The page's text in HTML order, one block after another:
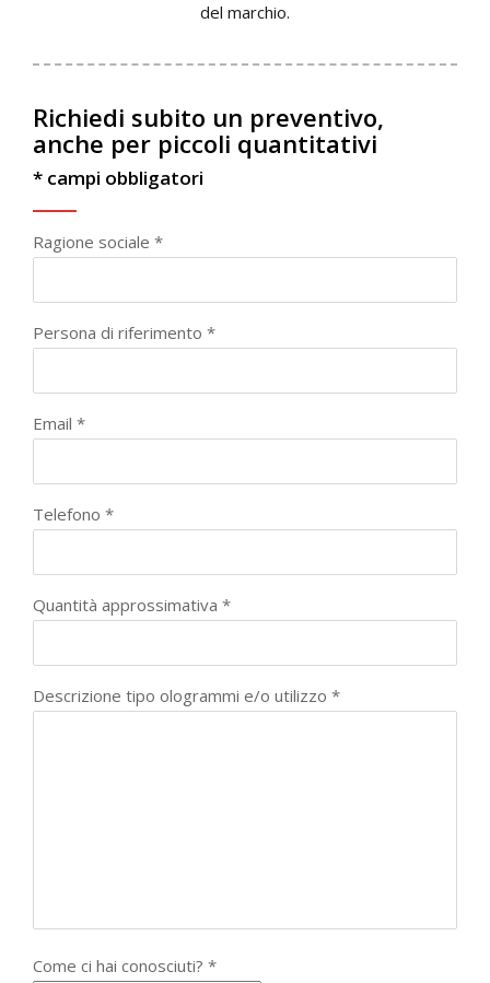
del marchio.
Richiedi subito un preventivo,
anche per piccoli quantitativi
* campi obbligatori
Ragione sociale *
Persona di riferimento *
Email *
Telefono *
Quantità approssimativa *
Descrizione tipo ologrammi e/o utilizzo *
Come ci hai conosciuti? *